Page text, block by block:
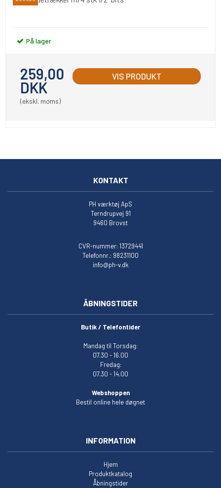
På lager
259,00
DKK
(ekskl. moms)
VIS PRODUKT
KONTAKT
PH værktøj ApS
Terndrupvej 91
9460 Brovst
CVR-nummer: 13729441
Telefonnr.: 98231100
info@ph-v.dk
ÅBNINGSTIDER
Butik / Telefontider
Mandag til Torsdag:
07.30 - 16.00
Fredag:
07.30 - 14.00
Webshoppen
Bestil online hele døgnet
INFORMATION
Hjem
Produktkatalog
Åbningstider